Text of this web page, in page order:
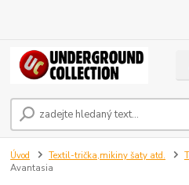
Úvod Textil-trička,mikiny šaty atd.
Avantasia